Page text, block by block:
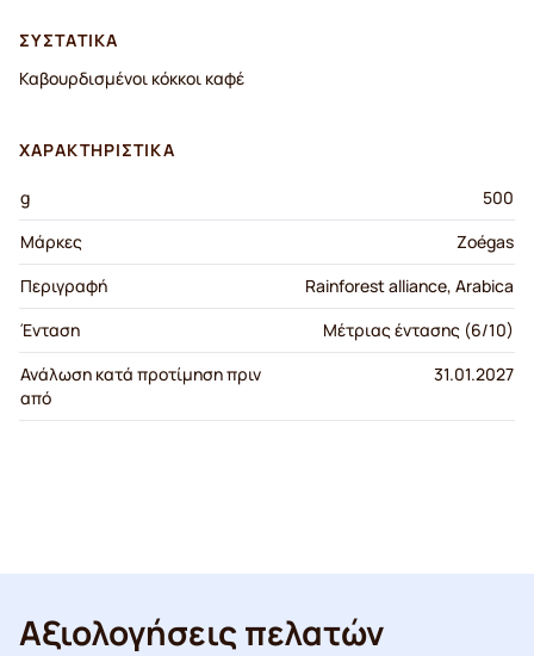
ΣΥΣΤΑΤΙΚΆ
Καβουρδισμένοι κόκκοι καφέ
ΧΑΡΑΚΤΗΡΙΣΤΙΚΆ
g
500
Μάρκες
Zoégas
Περιγραφή
Rainforest alliance, Arabica
Ένταση
Μέτριας έντασης (6/10)
Ανάλωση κατά προτίμηση πριν
από
31.01.2027
Αξιολογήσεις πελατών